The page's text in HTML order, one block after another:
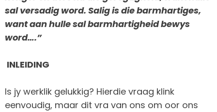
sal versadig word. Salig is die barmhartiges,
want aan hulle sal barmhartigheid bewys
word….”
INLEIDING
Is jy werklik gelukkig? Hierdie vraag klink
eenvoudig, maar dit vra van ons om oor ons